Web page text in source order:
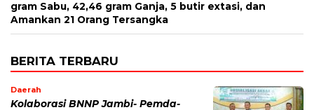
gram Sabu, 42,46 gram Ganja, 5 butir extasi, dan
Amankan 21 Orang Tersangka
BERITA TERBARU
Daerah
Kolaborasi BNNP Jambi- Pemda-